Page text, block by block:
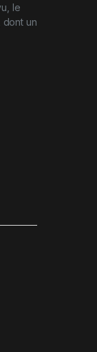
le
dont un